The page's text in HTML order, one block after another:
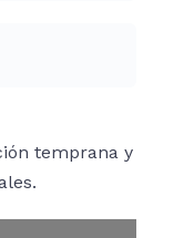
temprana y